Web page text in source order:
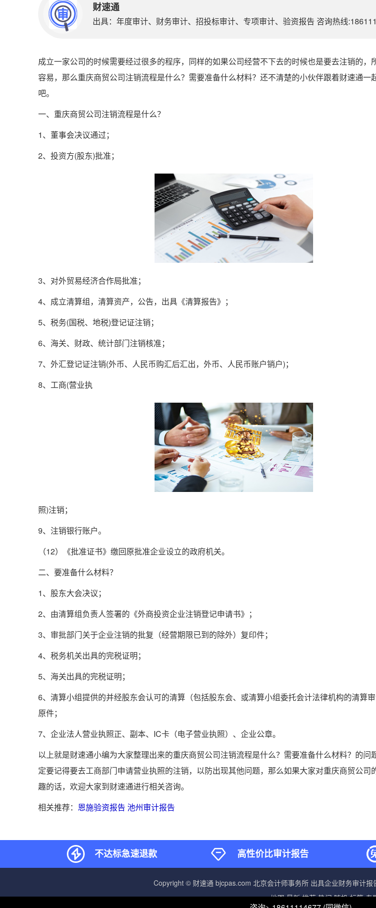
财速通
出具：年度审计、财务审计、招投标审计、专项审计、验资报告 咨询热线
成立一家公司的时候需要经过很多的程序，同样的如果公司经营不下去的时候也是要去注销的，
容易，那么重庆商贸公司注销流程是什么？需要准备什么材料？还不清楚的小伙伴跟着财速通一
吧。
一、重庆商贸公司注销流程是什么？
1、董事会决议通过；
2、投资方(股东)批准；
3、对外贸易经济合作局批准；
4、成立清算组，清算资产，公告，出具《清算报告》；
5、税务(国税、地税)登记证注销；
6、海关、财政、统计部门注销核准；
7、外汇登记证注销(外币、人民币购汇后汇出，外币、人民币账户销户)；
8、工商(营业执
照)注销；
9、注销银行账户。
（12）《批准证书》缴回原批准企业设立的政府机关。
二、要准备什么材料？
1、股东大会决议；
2、由清算组负责人签署的《外商投资企业注销登记申请书》；
3、审批部门关于企业注销的批复（经营期限已到的除外）复印件；
4、税务机关出具的完税证明；
5、海关出具的完税证明；
6、清算小组提供的并经股东会认可的清算（包括股东会、或清算小组委托会计法律机构的清算
原件；
7、企业法人营业执照正、副本、IC卡（电子营业执照）、企业公章。
以上就是财速通小编为大家整理出来的重庆商贸公司注销流程是什么？需要准备什么材料？的问
定要记得要去工商部门申请营业执照的注销，以防出现其他问题，那么如果大家对重庆商贸公司
趣的话，欢迎大家到财速通进行相关咨询。
相关推荐： 恩施验资报告 池州审计报告
不达标急速退款 高性价比审计报告
Copyright © 财速通 bjcpas.com 北京会计师事务所出具企业财务审计报
地图 最新 推荐 热门 随机 标签 专